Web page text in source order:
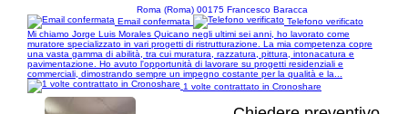
Roma (Roma) 00175 Francesco Baracca
Email confermata
Telefono verificato
Mi chiamo Jorge Luis Morales Quicano negli ultimi sei anni, ho lavorato come
muratore specializzato in vari progetti di ristrutturazione. La mia competenza copre
una vasta gamma di abilità, tra cui muratura, razzatura, pittura, intonacatura e
pavimentazione. Ho avuto l'opportunità di lavorare su progetti residenziali e
commerciali, dimostrando sempre un impegno costante per la qualità e la...
1 volte contrattato in Cronoshare